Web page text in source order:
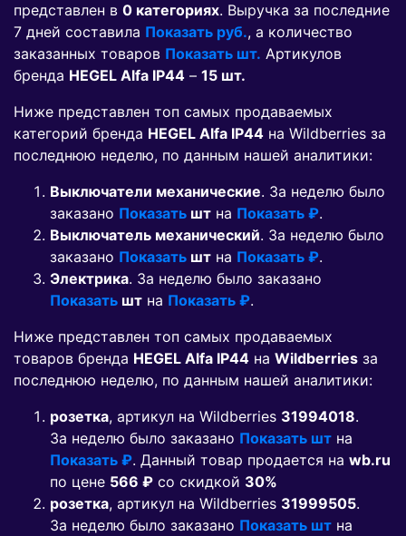
представлен в 0 категориях. Выручка за последние
7 дней составила Показать руб., а количество
заказанных товаров Показать шт. Артикулов
бренда HEGEL Alfa IP44 – 15 шт.
Ниже представлен топ самых продаваемых
категорий бренда HEGEL Alfa IP44 на Wildberries за
последнюю неделю, по данным нашей аналитики:
Выключатели механические. За неделю было
заказано Показать шт на Показать ₽.
Выключатель механический. За неделю было
заказано Показать шт на Показать ₽.
Электрика. За неделю было заказано
Показать шт на Показать ₽.
Ниже представлен топ самых продаваемых
товаров бренда HEGEL Alfa IP44 на Wildberries за
последнюю неделю, по данным нашей аналитики:
розетка, артикул на Wildberries 31994018.
За неделю было заказано Показать шт на
Показать ₽. Данный товар продается на wb.ru
по цене 566 ₽ co скидкой 30%
розетка, артикул на Wildberries 31999505.
За неделю было заказано Показать шт на